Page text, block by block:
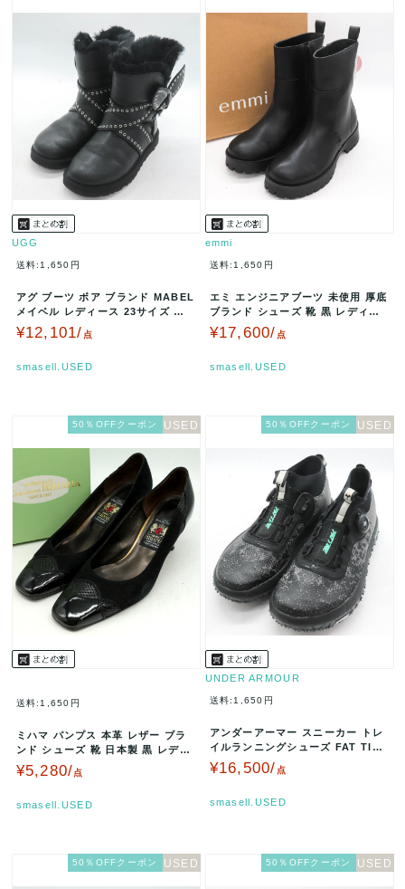
UGG
送料:1,650円
アグ ブーツ ボア ブランド MABEL
メイベル レディース 23サイズ ブ
ラック UGG 【中…
¥12,101/ 点
smasell.USED
emmi
送料:1,650円
エミ エンジニアブーツ 未使用 厚底
ブランド シューズ 靴 黒 レディー
ス 25サイズ ブラック …
¥17,600/ 点
smasell.USED
50％OFFクーポン
送料:1,650円
ミハマ パンプス 本革 レザー ブラ
ンド シューズ 靴 日本製 黒 レディ
ース 24.5サイズ ブラ…
¥5,280/点
smasell.USED
50％OFFクーポン
UNDER ARMOUR
送料:1,650円
アンダーアーマー スニーカー トレ
イルランニングシューズ FAT TIRE
2 靴 黒 メンズ 28…
¥16,500/ 点
smasell.USED
50％OFFクーポン 50％OFFクーポン